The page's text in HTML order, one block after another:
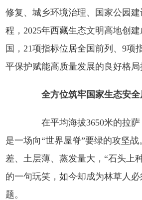
修复、城乡环境治理、国家公园
程，2025年西藏生态文明高地创
国，21项指标位居全国前列、9项
平保护赋能高质量发展的良好格局
全方位筑牢国家生态安
在平均海拔3650米的拉萨
是一场向“世界屋脊”要绿的攻坚
差、土层薄、蒸发量大，“石头上
的一句玩笑，如今却成为林草人
题。